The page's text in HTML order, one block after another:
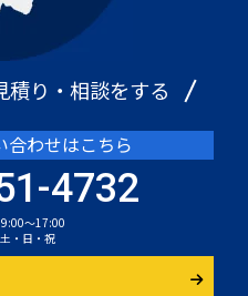
積り・相談をする
合わせはこちら
4732
9:00～17:00
土・日・祝